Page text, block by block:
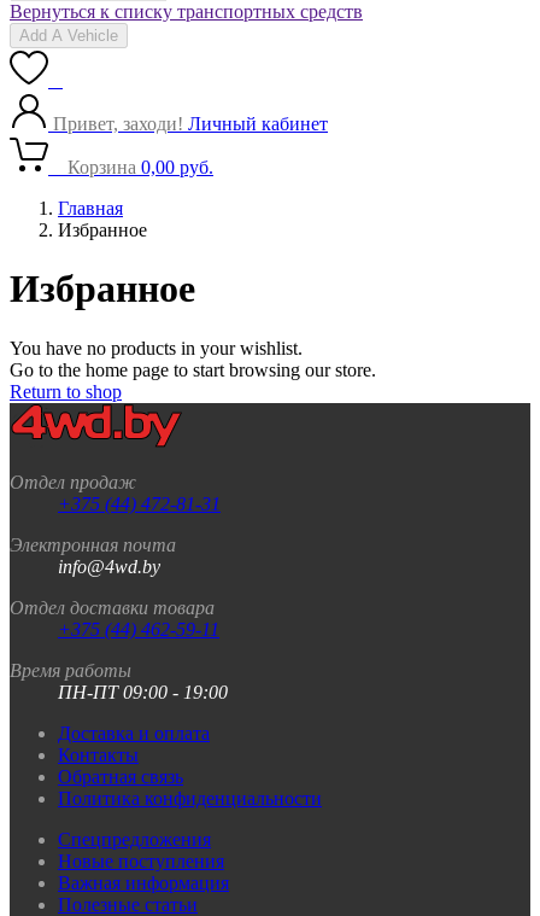
Вернуться к списку транспортных средств
Add A Vehicle
Привет, заходи! Личный кабинет
Корзина 0,00 руб.
Главная
Избранное
Избранное
You have no products in your wishlist.
Go to the home page to start browsing our store.
Return to shop
Отдел продаж
+375 (44) 472-81-31
Электронная почта
info@4wd.by
Отдел доставки товара
+375 (44) 462-59-11
Время работы
ПН-ПТ 09:00 - 19:00
Доставка и оплата
Контакты
Обратная связь
Политика конфиденциальности
Спецпредложения
Новые поступления
Важная информация
Полезные статьи